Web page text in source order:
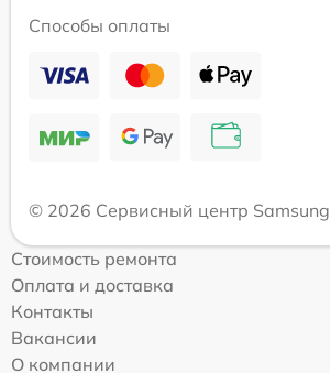
Способы оплаты
© 2026 Сервисный центр Samsung
Стоимость ремонта
Оплата и доставка
Контакты
Вакансии
О компании